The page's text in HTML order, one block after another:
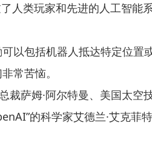
人类玩家和先进的人工智能
包括机器人抵达特定位置
常苦恼。
姆·阿尔特曼、美国太空技
的科学家艾德兰·艾克菲